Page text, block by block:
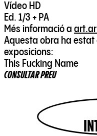
Vídeo HD
Ed. 1/3 + PA
Més informació a
Aquesta obra ha
exposicions:
This Fucking Name
CONSULTAR PREU